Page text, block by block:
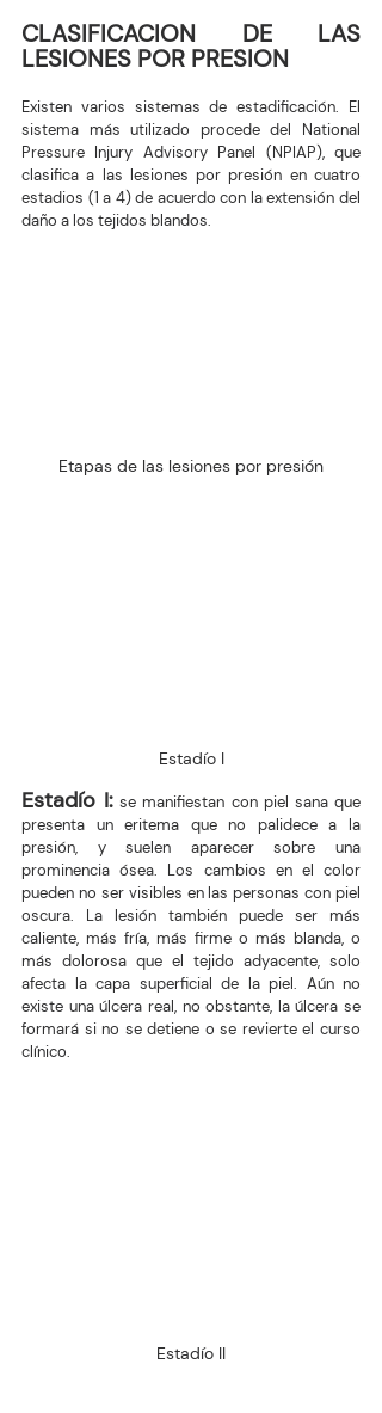
CLASIFICACION DE LAS
LESIONES POR PRESION
Existen varios sistemas de estadificación. El
sistema más utilizado procede del National
Pressure Injury Advisory Panel (NPIAP), que
clasifica a las lesiones por presión en cuatro
estadios (1 a 4) de acuerdo con la extensión del
daño a los tejidos blandos.
Etapas de las lesiones por presión
Estadío I
Estadío I: se manifiestan con piel sana que
presenta un eritema que no palidece a la
presión, y suelen aparecer sobre una
prominencia ósea. Los cambios en el color
pueden no ser visibles en las personas con piel
oscura. La lesión también puede ser más
caliente, más fría, más firme o más blanda, o
más dolorosa que el tejido adyacente, solo
afecta la capa superficial de la piel. Aún no
existe una úlcera real, no obstante, la úlcera se
formará si no se detiene o se revierte el curso
clínico.
Estadío II